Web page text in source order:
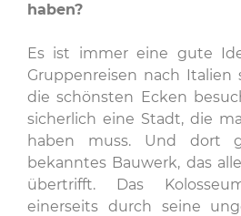
haben?
Es ist immer eine gute
Gruppenreisen nach Italien
die schönsten Ecken
sicherlich eine Stadt, die
haben muss. Und dort
bekanntes Bauwerk, das
übertrifft. Das
einerseits durch seine